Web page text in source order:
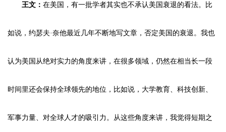
王文： 在美国，有一批学者其实也不承认美国衰退的看法。比
如说，约瑟夫·奈他最近几年不断地写文章，否定美国的衰退。我也
认为美国从绝对实力的角度来讲，在很多领域，仍然在相当长一段
时间里还会保持全球领先的地位，比如说，大学教育、科技创新、
军事力量、对全球人才的吸引力。从这些角度来讲，我觉得短期之